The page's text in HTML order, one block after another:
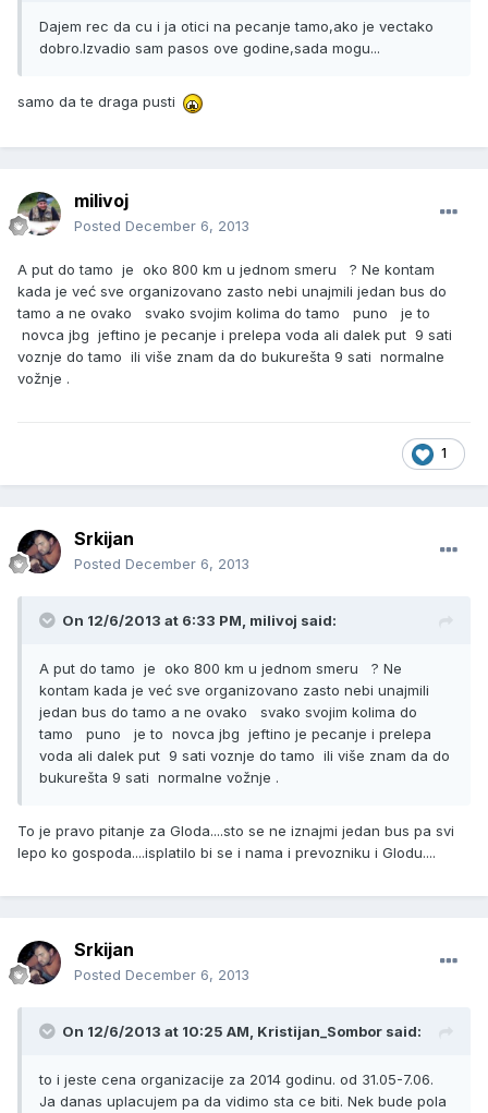
Dajem rec da cu i ja otici na pecanje tamo,ako je vectako
dobro.Izvadio sam pasos ove godine,sada mogu...
samo da te draga pusti
milivoj
Posted December 6, 2013
A put do tamo je oko 800 km u jednom smeru ? Ne kontam
kada je već sve organizovano zasto nebi unajmili jedan bus do
tamo a ne ovako svako svojim kolima do tamo puno je to
novca jbg jeftino je pecanje i prelepa voda ali dalek put 9 sati
voznje do tamo ili više znam da do bukurešta 9 sati normalne
vožnje .
1
Srkijan
Posted December 6, 2013
On 12/6/2013 at 6:33 PM, milivoj said:
A put do tamo je oko 800 km u jednom smeru ? Ne
kontam kada je već sve organizovano zasto nebi unajmili
jedan bus do tamo a ne ovako svako svojim kolima do
tamo puno je to novca jbg jeftino je pecanje i prelepa
voda ali dalek put 9 sati voznje do tamo ili više znam da do
bukurešta 9 sati normalne vožnje .
To je pravo pitanje za Gloda....sto se ne iznajmi jedan bus pa svi
lepo ko gospoda....isplatilo bi se i nama i prevozniku i Glodu....
Srkijan
Posted December 6, 2013
On 12/6/2013 at 10:25 AM, Kristijan_Sombor said:
to i jeste cena organizacije za 2014 godinu. od 31.05-7.06.
Ja danas uplacujem pa da vidimo sta ce biti. Nek bude pola